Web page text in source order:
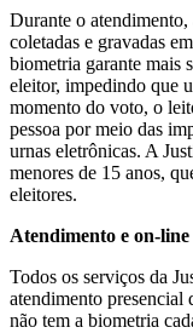
Durante o atendimento,
coletadas e gravadas
biometria garante mais
eleitor, impedindo que
momento do voto, o
pessoa por meio das
urnas eletrônicas. A
menores de 15 anos,
eleitores.
Atendimento e on-line
Todos os serviços da
atendimento presencial
não tem a biometria